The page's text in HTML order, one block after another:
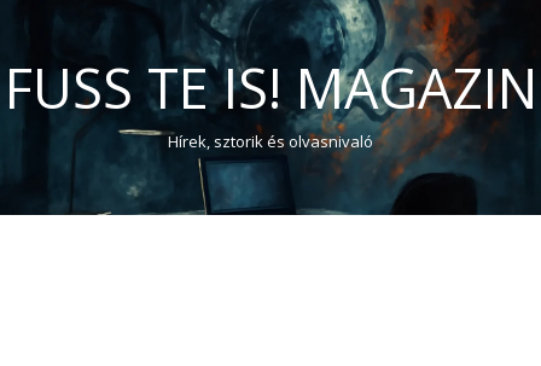
FUSS TE IS! MAGAZIN
Hírek, sztorik és olvasnivaló